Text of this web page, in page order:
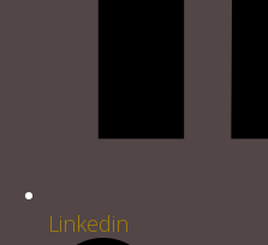
Linkedin